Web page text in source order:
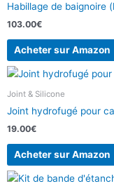
Habillage de baignoire
103.00€
Acheter sur Amazon
Joint & Silicone
Joint hydrofugé pour
19.00€
Acheter sur Amazon